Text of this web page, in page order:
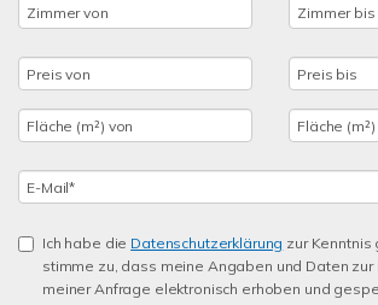
Ich habe die Datenschutzerklärung zur Kenntnis
stimme zu, dass meine Angaben und Daten zur
meiner Anfrage elektronisch erhoben und